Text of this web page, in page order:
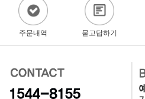
주문내역 묻고답하기